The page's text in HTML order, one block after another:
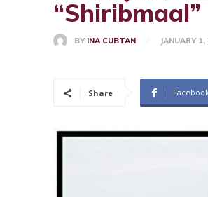
“Shiribmaal”
BY INA CUBTAN JANUARY
Share